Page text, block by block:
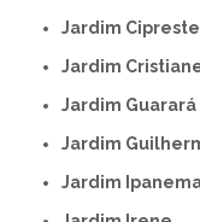
Jardim
Jardim
Jardim Guarará
Jardim
Jardim